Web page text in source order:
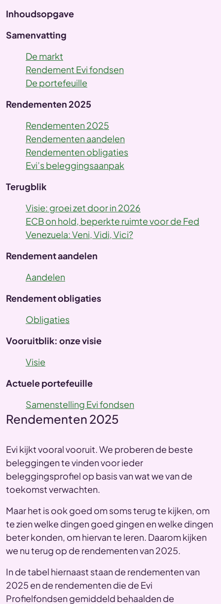
Inhoudsopgave
Samenvatting
De markt
Rendement Evi fondsen
De portefeuille
Rendementen 2025
Rendementen 2025
Rendementen aandelen
Rendementen obligaties
Evi’s beleggingsaanpak
Terugblik
Visie: groei zet door in 2026
ECB on hold, beperkte ruimte voor de Fed
Venezuela: Veni, Vidi, Vici?
Rendement aandelen
Aandelen
Rendement obligaties
Obligaties
Vooruitblik: onze visie
Visie
Actuele portefeuille
Samenstelling Evi fondsen
Rendementen 2025
Evi kijkt vooral vooruit. We proberen de beste
beleggingen te vinden voor ieder
beleggingsprofiel op basis van wat we van de
toekomst verwachten.
Maar het is ook goed om soms terug te kijken, om
te zien welke dingen goed gingen en welke dingen
beter konden, om hiervan te leren. Daarom kijken
we nu terug op de rendementen van 2025.
In de tabel hiernaast staan de rendementen van
2025 en de rendementen die de Evi
Profielfondsen gemiddeld behaalden de